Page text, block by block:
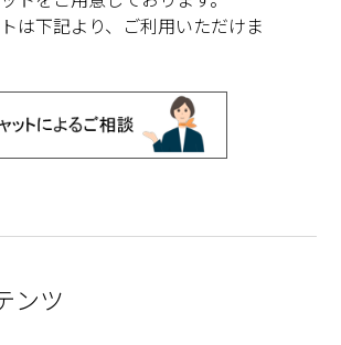
は下記より、ご利用いただけま
ンツ